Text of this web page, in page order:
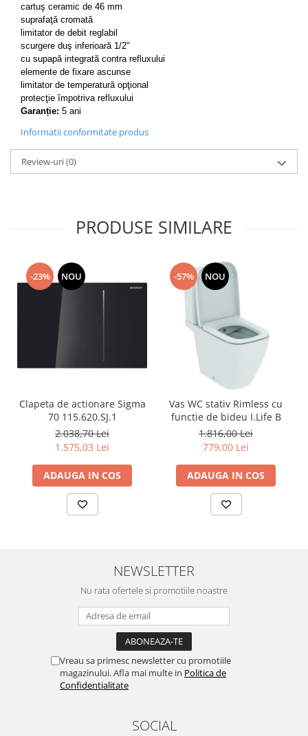
cartuş ceramic de 46 mm
suprafaţă cromată
limitator de debit reglabil
scurgere duş inferioară 1/2"
cu supapă integrată contra refluxului
elemente de fixare ascunse
limitator de temperatură opţional
protecţie împotriva refluxului
Garanție: 5 ani
Informatii conformitate produs
Review-uri(0)
PRODUSE SIMILARE
-23% NOU
Clapeta de actionare Sigma
70 115.620.SJ.1
2.038,70 Lei
1.575,03 Lei
ADAUGA IN COS
-57% NOU
Vas WC stativ Rimless cu
functie de bideu I.Life B
1.816,00 Lei
779,00 Lei
ADAUGA IN COS
NEWSLETTER
Nu rata ofertele si promotiile noastre
Vreau sa primesc newsletter cu promotiile
magazinului. Afla mai multe in Politica de
Confidentialitate
SOCIAL